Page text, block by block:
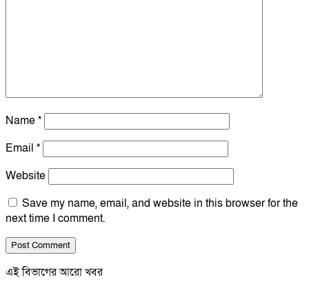
Name*
Email *
Website
Save my name, email, and website in this browser for the
next time I comment.
এই বিভাগের আরো খবর